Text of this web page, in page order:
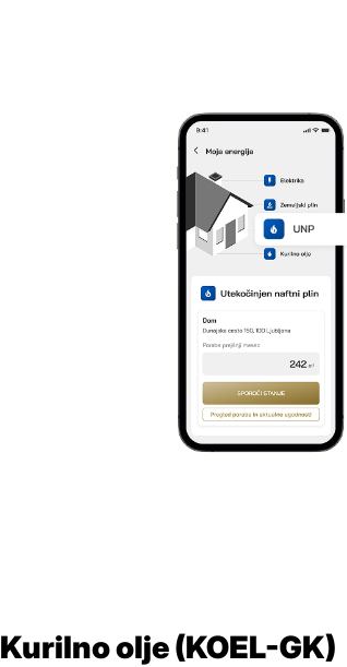
Kurilno olje (KOEL-GK)